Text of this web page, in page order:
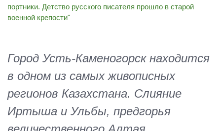
Город Усть-Каменогорск находится
в одном из самых живописных
регионов Казахстана. Слияние
Иртыша и Ульбы, предгорья